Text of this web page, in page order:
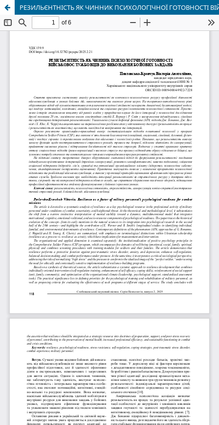
РЕЗИЛЬЄНТНІСТЬ ЯК ЧИННИК ПСИХОЛОГІЧНОЇ ГОТОВНОСТІ